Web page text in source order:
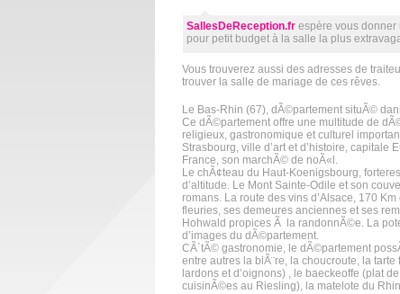
SallesDeReception.fr espère vous donner
pour petit budget à la salle la plus
Vous trouverez aussi des adresses de
trouver la salle de mariage de ces rêves.
Le Bas-Rhin (67), dÃ©partement situÃ©
Ce dÃ©partement offre une multitude de
religieux, gastronomique et culturel
Strasbourg, ville d’art et d’histoire,
France, son marchÃ© de noÃ«l.
Le chÃ¢teau du Haut-Koenigsbourg,
d’altitude. Le Mont Sainte-Odile et son
romans. La route des vins d’Alsace, 170
fleuries, ses demeures anciennes et ses
Hohwald propices Ã la randonnÃ©e. La
d’images du dÃ©partement.
CÃ´tÃ© gastronomie, le dÃ©partement
entre autres la biÃ¨re, la choucroute, la
lardons et d’oignons) , le baeckeoffe (plat
cuisinÃ©es au Riesling), la matelote du